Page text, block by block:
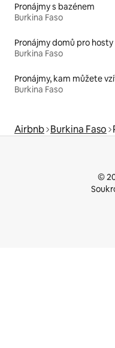
Pronájmy s bazénem
Burkina Faso
Pronájmy domů pro hosty
Burkina Faso
Burkina Faso
Airbnb Burkina Faso
©